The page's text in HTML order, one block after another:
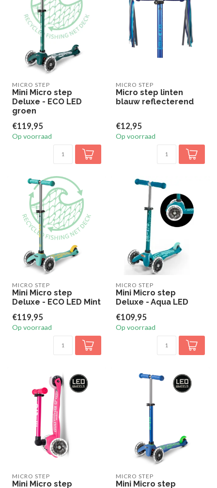
MICRO STEP
Mini Micro step
Deluxe - ECO LED
groen
€119,95
Op voorraad
MICRO STEP
Micro step linten
blauw reflecterend
€12,95
Op voorraad
MICRO STEP
Mini Micro step
Deluxe - ECO LED Mint
€119,95
Op voorraad
MICRO STEP
Mini Micro step
Deluxe - Aqua LED
€109,95
Op voorraad
MICRO STEP
Mini Micro step
MICRO STEP
Mini Micro step